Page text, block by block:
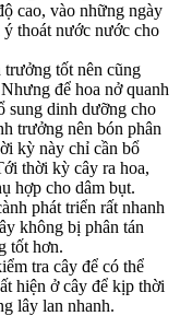
cao, vào những ngày
thoát nước nước cho
tốt nên cũng
để hoa nở quanh
sung dinh dưỡng cho
trưởng nên bón phân
kỳ này chỉ cần bổ
thời kỳ cây ra hoa,
hợp cho dâm bụt.
phát triển rất nhanh
không bị phân tán
tốt hơn.
tra cây để có thể
hiện ở cây để kịp thời
lây lan nhanh.